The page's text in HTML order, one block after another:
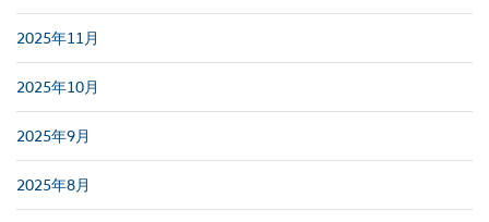
2025年11月
2025年10月
2025年9月
2025年8月